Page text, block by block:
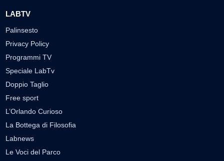
LABTV
Palinsesto
Privacy Policy
Programmi TV
Speciale LabTv
Doppio Taglio
Free sport
L’Orlando Curioso
La Bottega di Filosofia
Labnews
Le Voci del Parco